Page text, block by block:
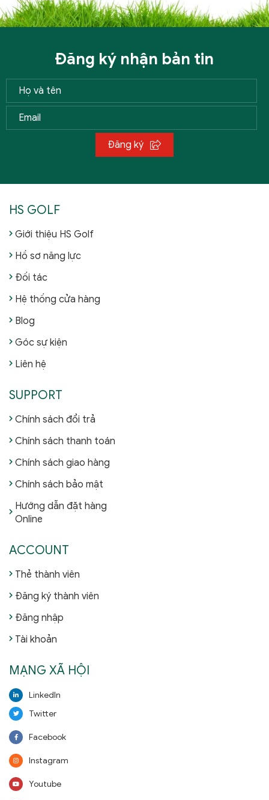
Đăng ký nhận bản tin
Đăng ký
HS GOLF
Giới thiệu HS Golf
Hồ sơ năng lực
Đối tác
Hệ thống cửa hàng
Blog
Góc sự kiện
Liên hệ
SUPPORT
Chính sách đổi trả
Chính sách thanh toán
Chính sách giao hàng
Chính sách bảo mật
Hướng dẫn đặt hàng
Online
ACCOUNT
Thẻ thành viên
Đăng ký thành viên
Đăng nhập
Tài khoản
MẠNG XÃ HỘI
LinkedIn
Twitter
Facebook
Instagram
Youtube